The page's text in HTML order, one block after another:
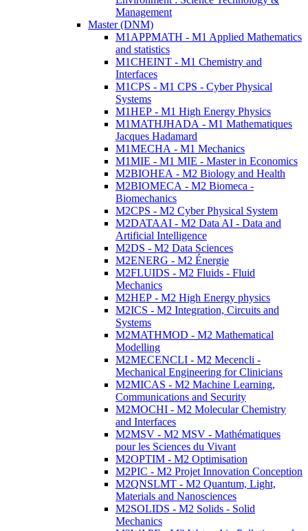
Management
Master (DNM)
M1APPMATH - M1 Applied Mathematics
and statistics
M1CHEINT - M1 Chemistry and
Interfaces
M1CPS - M1 CPS - Cyber Physical
Systems
M1HEP - M1 High Energy Physics
M1MATHJHADA - M1 Mathematiques
Jacques Hadamard
M1MECHA - M1 Mechanics
M1MIE - M1 MIE - Master in Economics
M2BIOHEA - M2 Biology and Health
M2BIOMECA - M2 Biomeca -
Biomechanics
M2CPS - M2 Cyber Physical System
M2DATAAI - M2 Data AI - Data and
Artificial Intelligence
M2DS - M2 Data Sciences
M2ENERG - M2 Énergie
M2FLUIDS - M2 Fluids - Fluid
Mechanics
M2HEP - M2 High Energy physics
M2ICS - M2 Integration, Circuits and
Systems
M2MATHMOD - M2 Mathematical
Modelling
M2MECENCLI - M2 Mecencli -
Mechanical Engineering for Clinicians
M2MICAS - M2 Machine Learning,
Communications and Security
M2MOCHI - M2 Molecular Chemistry
and Interfaces
M2MSV - M2 MSV - Mathématiques
pour les Sciences du Vivant
M2OPTIM - M2 Optimisation
M2PIC - M2 Projet Innovation Conception
M2QNSLMT - M2 Quantum, Light,
Materials and Nanosciences
M2SOLIDS - M2 Solids - Solid
Mechanics